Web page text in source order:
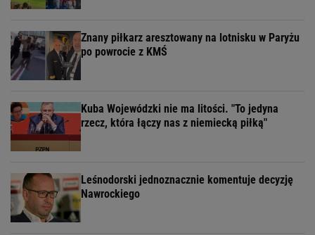
Znany piłkarz aresztowany na lotnisku w Paryżu
po powrocie z KMŚ
Kuba Wojewódzki nie ma litości. "To jedyna
rzecz, która łączy nas z niemiecką piłką"
Leśnodorski jednoznacznie komentuje decyzję
Nawrockiego